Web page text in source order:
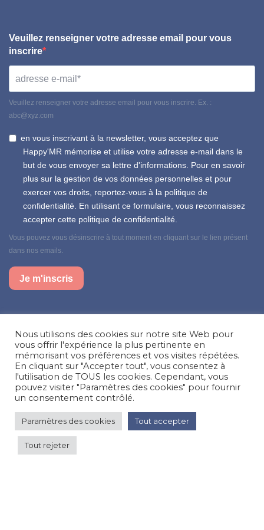
Veuillez renseigner votre adresse email pour vous
inscrire
Veuillez renseigner votre adresse email pour vous inscrire. Ex. :
abc@xyz.com
en vous inscrivant à la newsletter, vous acceptez que
Happy'MR mémorise et utilise votre adresse e-mail dans le
but de vous envoyer sa lettre d'informations. Pour en savoir
plus sur la gestion de vos données personnelles et pour
exercer vos droits, reportez-vous à la politique de
confidentialité. En utilisant ce formulaire, vous reconnaissez
accepter cette politique de confidentialité.
Vous pouvez vous désinscrire à tout moment en cliquant sur le lien présent
dans nos emails.
Je m'inscris
Facebook
Instagram
LinkedIn
Besoin d’aide, une question ?
Nous contacter
© Happy'MR - Tous droits réservés - Une création
Nous utilisons des cookies sur notre site Web pour
vous offrir l'expérience la plus pertinente en
mémorisant vos préférences et vos visites répétées.
En cliquant sur "Accepter tout", vous consentez à
l'utilisation de TOUS les cookies. Cependant, vous
pouvez visiter "Paramètres des cookies" pour fournir
un consentement contrôlé.
Paramètres des cookies Tout accepter
Tout rejeter
Pour deux personnes
en basse saison 110 €